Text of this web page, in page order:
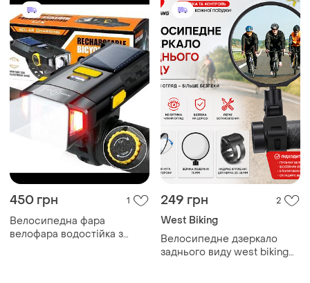
450 грн 1
Велосипедна фара
велофара водостійка з
249 грн 2
West Biking
Велосипедне дзеркало
заднього виду west biking